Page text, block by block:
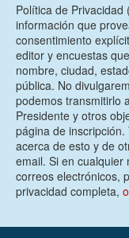
Política de
información que
consentimiento
editor y encuestas
nombre, ciudad,
pública. No
podemos transmitirlo
Presidente y otros
página de
acerca de esto y de
email. Si en
correos electrónicos,
privacidad completa,